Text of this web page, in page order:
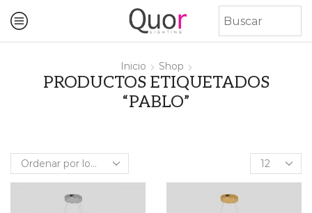
Inicio Shop
PRODUCTOS ETIQUETADOS
“PABLO”
Products
per